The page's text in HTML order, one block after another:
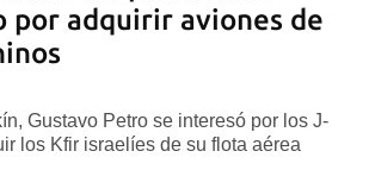
por adquirir aviones de
Gustavo Petro se interesó por los J-
los Kfir israelíes de su flota aérea